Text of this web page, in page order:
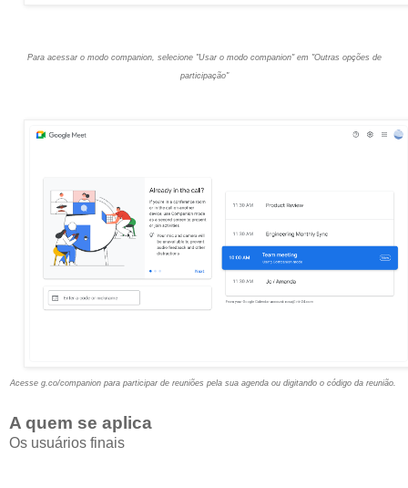
Para acessar o modo companion, selecione "Usar o modo companion" em "Outras opções de
participação"
Acesse g.co/companion para participar de reuniões pela sua agenda ou digitando o código da reunião.
A quem se aplica
Os usuários finais